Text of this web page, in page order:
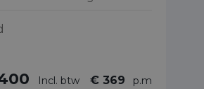
Incl. btw € 369 p.m